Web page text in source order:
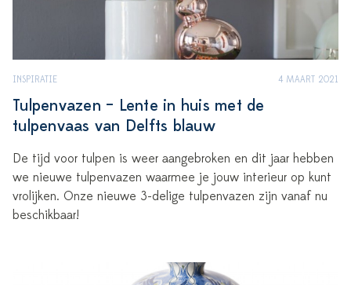
INSPIRATIE 4 MAART 2021
Tulpenvazen – Lente in huis met de
tulpenvaas van Delfts blauw
De tijd voor tulpen is weer aangebroken en dit jaar hebben
we nieuwe tulpenvazen waarmee je jouw interieur op kunt
vrolijken. Onze nieuwe 3-delige tulpenvazen zijn vanaf nu
beschikbaar!